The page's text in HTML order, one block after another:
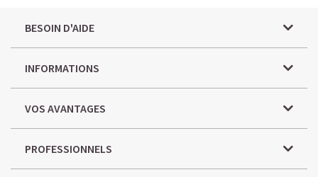
BESOIN D'AIDE
INFORMATIONS
VOS AVANTAGES
PROFESSIONNELS